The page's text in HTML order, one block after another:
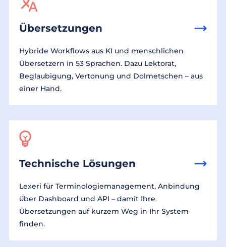
Übersetzungen
Hybride Workflows aus KI und menschlichen
Übersetzern in 53 Sprachen. Dazu Lektorat,
Beglaubigung, Vertonung und Dolmetschen – aus
einer Hand.
Technische Lösungen
Lexeri für Terminologiemanagement, Anbindung
über Dashboard und API – damit Ihre
Übersetzungen auf kurzem Weg in Ihr System
finden.